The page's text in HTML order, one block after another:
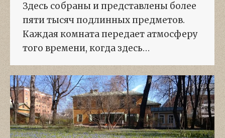
Здесь собраны и представлены более
пяти тысяч подлинных предметов.
Каждая комната передает атмосферу
того времени, когда здесь…